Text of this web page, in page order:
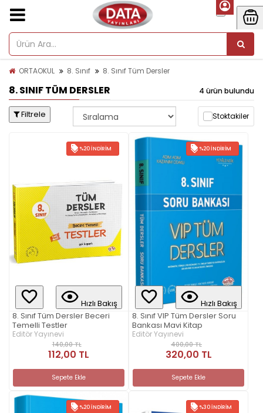
ORTAOKUL 8. Sınıf 8. Sınıf Tüm Dersler
8. SINIF TÜM DERSLER 4 ürün bulundu
Filtrele Stoktakiler
%20 İNDIRIM
Hızlı Bakış
8. Sınıf Tüm Dersler Beceri
Temelli Testler
Editör Yayınevi
140,00 TL
112,00 TL
Sepete Ekle
%20 İNDIRIM
Hızlı Bakış
8. Sınıf VIP Tüm Dersler Soru
Bankası Mavi Kitap
Editör Yayınevi
400,00 TL
320,00 TL
Sepete Ekle
%20 İNDIRIM %30 İNDIRIM